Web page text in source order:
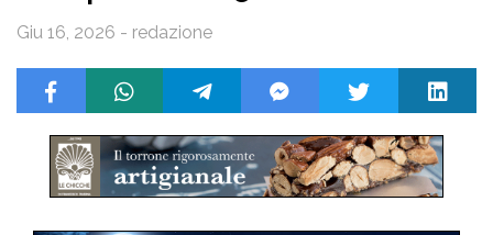
Giu 16, 2026 - redazione